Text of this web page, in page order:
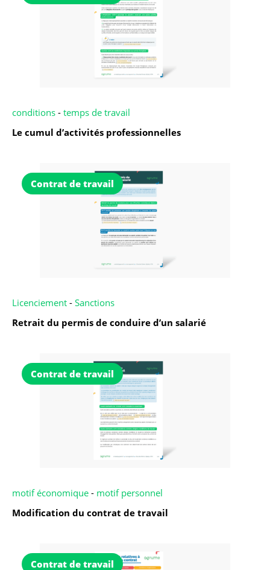
conditions - temps de travail
Le cumul d’activités professionnelles
Contrat de travail
Licenciement - Sanctions
Retrait du permis de conduire d’un salarié
Contrat de travail
motif économique - motif personnel
Modification du contrat de travail
Contrat de travail